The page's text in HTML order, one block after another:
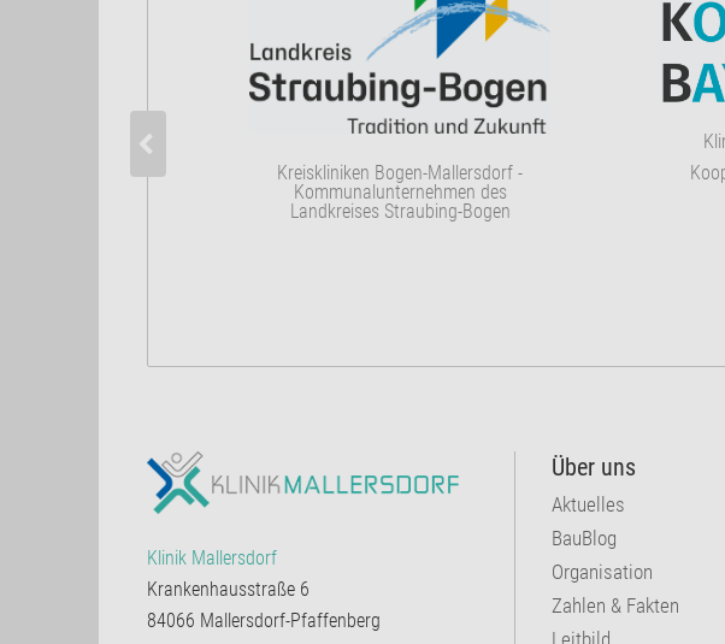
Kreiskliniken Bogen-Mallersdorf -
Kommunalunternehmen des
Landkreises Straubing-Bogen
Klinik Mallersdorf
Krankenhausstraße 6
84066 Mallersdorf-Pfaffenberg
Über uns
Aktuelles
BauBlog
Organisation
Zahlen & Fakten
Leitbild